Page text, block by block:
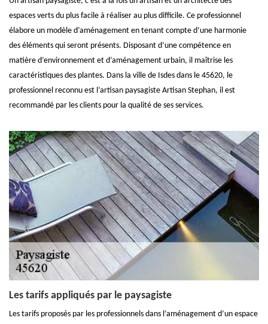
espaces verts du plus facile à réaliser au plus difficile. Ce professionnel
élabore un modèle d’aménagement en tenant compte d’une harmonie
des éléments qui seront présents. Disposant d’une compétence en
matière d’environnement et d’aménagement urbain, il maîtrise les
caractéristiques des plantes. Dans la ville de Isdes dans le 45620, le
professionnel reconnu est l’artisan paysagiste Artisan Stephan, il est
recommandé par les clients pour la qualité de ses services.
Les tarifs appliqués par le paysagiste
Les tarifs proposés par les professionnels dans l’aménagement d’un espace